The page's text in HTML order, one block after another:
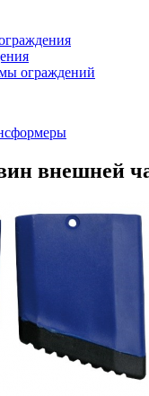
ограждений
внешней